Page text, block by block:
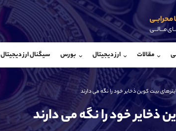
مقالات ارز دیجیتال بورس سیگنال ارز دیجیتال
بیت کوین ذخایر خود را نگه می دارند
ذخایر خود را نگه می دارند
شروع گفتگو
103
واتساپ شروع گفتگو
تلگرام @Armteam_admin_por
داخلی 107